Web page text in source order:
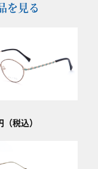
を見る
税込）